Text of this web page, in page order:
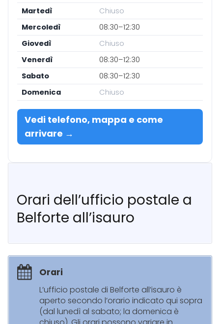
Martedì
Chiuso
Mercoledì
08:30–12:30
Giovedì
Chiuso
Venerdì
08:30–12:30
Sabato
08:30–12:30
Domenica
Chiuso
Vedi telefono, mappa e come
arrivare →
Orari dell’ufficio postale a
Belforte all’isauro
Orari
L’ufficio postale di Belforte all’isauro è
aperto secondo l’orario indicato qui sopra
(dal lunedì al sabato; la domenica è